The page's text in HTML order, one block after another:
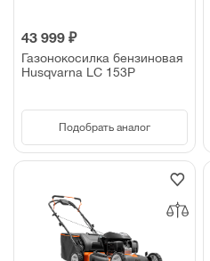
43 999 ₽
Газонокосилка бензиновая
Husqvarna LC 153P
Подобрать аналог